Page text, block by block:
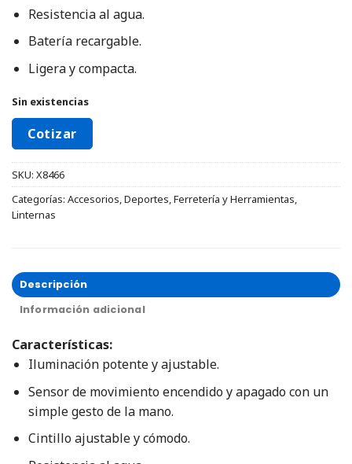
Resistencia al agua.
Batería recargable.
Ligera y compacta.
Sin existencias
Cotizar
SKU: X8466
Categorías: Accesorios Deportes Ferretería y Herramientas
Linternas
Descripción
Información adicional
Características:
Iluminación potente y ajustable.
Sensor de movimiento encendido y apagado con un
simple gesto de la mano.
Cintillo ajustable y cómodo.